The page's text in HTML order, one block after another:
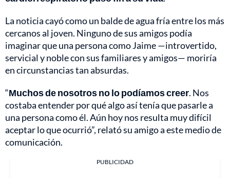
La noticia cayó como un balde de agua fría entre los más
cercanos al joven. Ninguno de sus amigos podía
imaginar que una persona como Jaime —introvertido,
servicial y noble con sus familiares y amigos— moriría
en circunstancias tan absurdas.
“Muchos de nosotros no lo podíamos creer. Nos
costaba entender por qué algo así tenía que pasarle a
una persona como él. Aún hoy nos resulta muy difícil
aceptar lo que ocurrió”, relató su amigo a este medio de
comunicación.
PUBLICIDAD